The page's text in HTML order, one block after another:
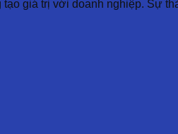
giá trị với doanh nghiệp. Sự